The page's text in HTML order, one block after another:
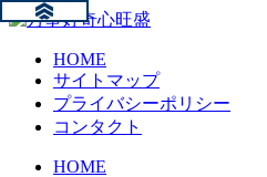
HOME
サイトマップ
プライバシーポリシー
コンタクト
HOME